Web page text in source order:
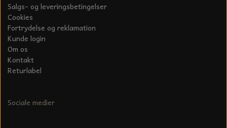
Salgs- og leveringsbetingelser
Cookies
Fortrydelse og reklamation
Kunde login
Om os
Kontakt
Returlabel
Sociale medier